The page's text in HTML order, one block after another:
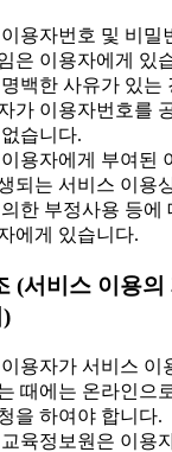
용자번호 및 비밀
은 이용자에게 있
백한 사유가 있는
가 이용자번호를
습니다.
용자에게 부여된
되는 서비스 이용
한 부정사용 등에
에게 있습니다.
(서비스 이용
용자가 서비스 이
때에는 온라인으
을 하여야 합니다.
육정보원은 이용